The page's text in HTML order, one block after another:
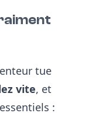
tue
vite, et
: